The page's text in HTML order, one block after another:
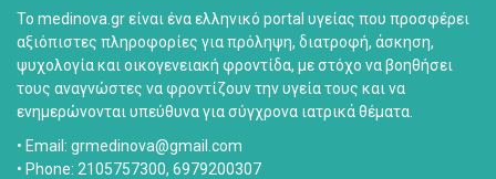
Το medinova.gr είναι ένα ελληνικό portal υγείας που προσφέρει
αξιόπιστες πληροφορίες για πρόληψη, διατροφή, άσκηση,
ψυχολογία και οικογενειακή φροντίδα, με στόχο να βοηθήσει
τους αναγνώστες να φροντίζουν την υγεία τους και να
ενημερώνονται υπεύθυνα για σύγχρονα ιατρικά θέματα.
• Email: grmedinova@gmail.com
• Phone: 2105757300, 6979200307